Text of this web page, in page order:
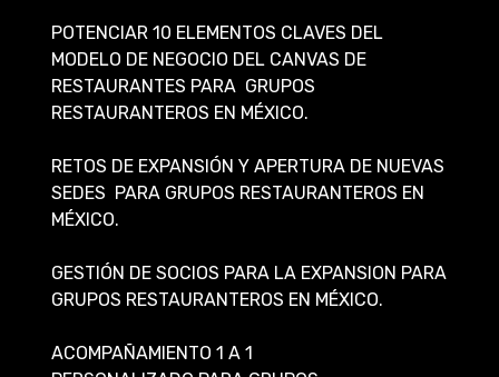
POTENCIAR 10 ELEMENTOS CLAVES DEL
MODELO DE NEGOCIO DEL CANVAS DE
RESTAURANTES PARA GRUPOS
RESTAURANTEROS EN MÉXICO.
RETOS DE EXPANSIÓN Y APERTURA DE NUEVAS
SEDES PARA GRUPOS RESTAURANTEROS EN
MÉXICO.
GESTIÓN DE SOCIOS PARA LA EXPANSION PARA
GRUPOS RESTAURANTEROS EN MÉXICO.
ACOMPAÑAMIENTO 1 A 1